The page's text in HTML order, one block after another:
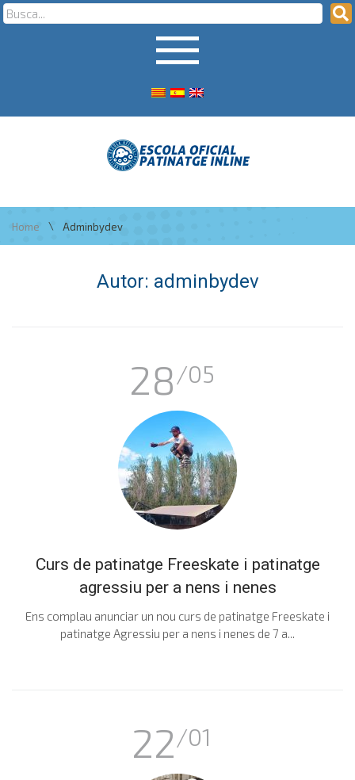
Home \ Adminbydev
Autor: adminbydev
28/05
Curs de patinatge Freeskate i patinatge
agressiu per a nens i nenes
Ens complau anunciar un nou curs de patinatge Freeskate i
patinatge Agressiu per a nens i nenes de 7 a...
22/01